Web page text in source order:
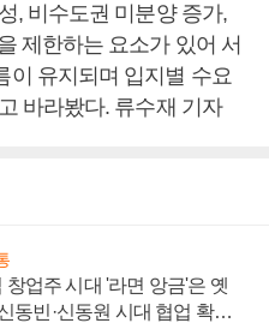
, 비수도권 미분양 증가,
제한하는 요소가 있어 서
이 유지되며 입지별 수요
바라봤다. 류수재 기자
창업주 시대 '라면 앙금'은 옛
동빈·신동원 시대 협업 확대